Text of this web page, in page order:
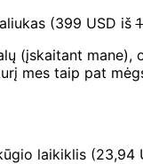
(399 USD iš
(įskaitant
mes taip pat
laikiklis (23,94